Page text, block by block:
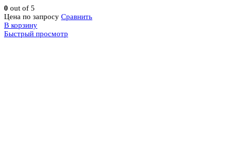
0 out of 5
Цена по запросу Сравнить
В корзину
Быстрый просмотр